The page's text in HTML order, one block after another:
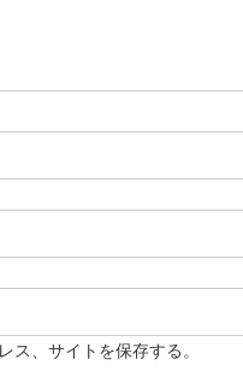
ス、サイトを保存する。